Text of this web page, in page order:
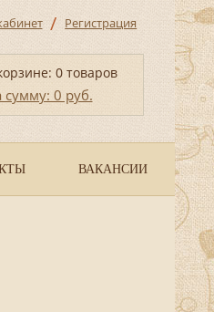
/ Регистрация
0 товаров
сумму: 0 руб.
ВАКАНСИИ